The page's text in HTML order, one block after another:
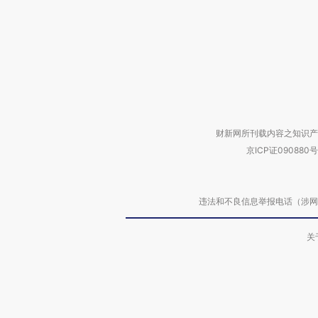
财新网所刊载内容之知识
京ICP证090880号
违法和不良信息举报电话（涉
关